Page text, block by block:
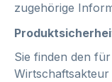
zugehörige
Sie finden den